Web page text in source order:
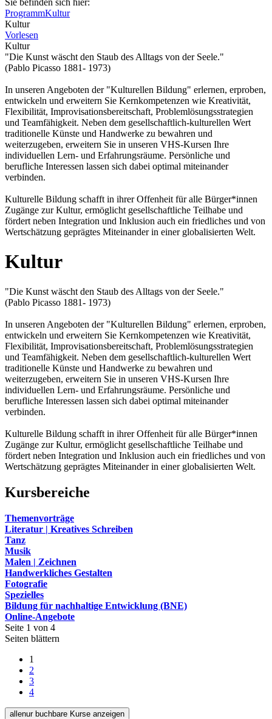
Sie befinden sich hier:
ProgrammKultur
Kultur
Vorlesen
Kultur
"Die Kunst wäscht den Staub des Alltags von der Seele."
(Pablo Picasso 1881- 1973)
In unseren Angeboten der "Kulturellen Bildung" erlernen, erproben,
entwickeln und erweitern Sie Kernkompetenzen wie Kreativität,
Flexibilität, Improvisationsbereitschaft, Problemlösungsstrategien
und Teamfähigkeit. Neben dem gesellschaftlich-kulturellen Wert
traditionelle Künste und Handwerke zu bewahren und
weiterzugeben, erweitern Sie in unseren VHS-Kursen Ihre
individuellen Lern- und Erfahrungsräume. Persönliche und
berufliche Interessen lassen sich dabei optimal miteinander
verbinden.
Kulturelle Bildung schafft in ihrer Offenheit für alle Bürger*innen
Zugänge zur Kultur, ermöglicht gesellschaftliche Teilhabe und
fördert neben Integration und Inklusion auch ein friedliches und von
Wertschätzung geprägtes Miteinander in einer globalisierten Welt.
Kultur
"Die Kunst wäscht den Staub des Alltags von der Seele."
(Pablo Picasso 1881- 1973)
In unseren Angeboten der "Kulturellen Bildung" erlernen, erproben,
entwickeln und erweitern Sie Kernkompetenzen wie Kreativität,
Flexibilität, Improvisationsbereitschaft, Problemlösungsstrategien
und Teamfähigkeit. Neben dem gesellschaftlich-kulturellen Wert
traditionelle Künste und Handwerke zu bewahren und
weiterzugeben, erweitern Sie in unseren VHS-Kursen Ihre
individuellen Lern- und Erfahrungsräume. Persönliche und
berufliche Interessen lassen sich dabei optimal miteinander
verbinden.
Kulturelle Bildung schafft in ihrer Offenheit für alle Bürger*innen
Zugänge zur Kultur, ermöglicht gesellschaftliche Teilhabe und
fördert neben Integration und Inklusion auch ein friedliches und von
Wertschätzung geprägtes Miteinander in einer globalisierten Welt.
Kursbereiche
Themenvorträge
Literatur | Kreatives Schreiben
Tanz
Musik
Malen | Zeichnen
Handwerkliches Gestalten
Fotografie
Spezielles
Bildung für nachhaltige Entwicklung (BNE)
Online-Angebote
Seite 1 von 4
Seiten blättern
1
2
3
4
allenur buchbare Kurse anzeigen